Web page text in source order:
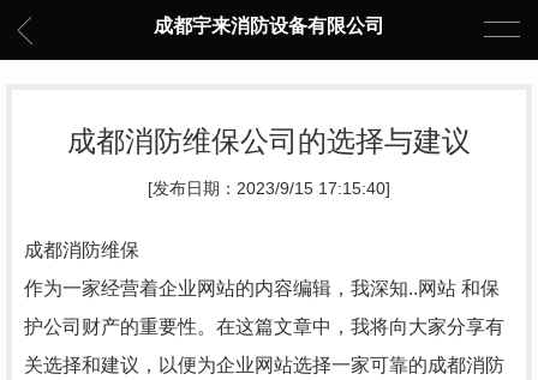
成都宇来消防设备有限公司
成都消防维保公司的选择与建议
[发布日期：2023/9/15 17:15:40]
成都消防维保
作为一家经营着企业网站的内容编辑，我深知..网站 和保
护公司财产的重要性。在这篇文章中，我将向大家分享有
关选择和建议，以便为企业网站选择一家可靠的成都消防